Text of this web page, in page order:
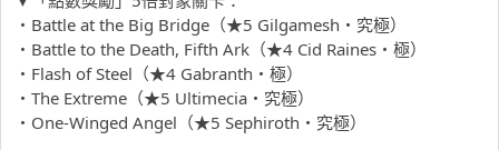
・Battle at the Big Bridge（★5 Gilgamesh・究極）
・Battle to the Death, Fifth Ark（★4 Cid Raines・極）
・Flash of Steel（★4 Gabranth・極）
・The Extreme（★5 Ultimecia・究極）
・One-Winged Angel（★5 Sephiroth・究極）